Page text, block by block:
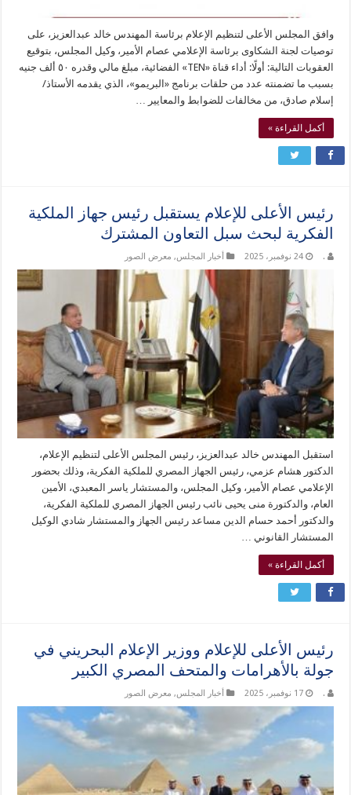
وافق المجلس الأعلى لتنظيم الإعلام برئاسة المهندس خالد عبدالعزيز، على
توصيات لجنة الشكاوى برئاسة الإعلامي عصام الأمير، وكيل المجلس، بتوقيع
العقوبات التالية: أولًا: أداء قناة «TEN» الفضائية، مبلغ مالي وقدره ٥٠ ألف جنيه
بسبب ما تضمنته عدد من حلقات برنامج «البريمو»، الذي يقدمه الأستاذ/
إسلام صادق، من مخالفات للضوابط والمعايير …
أكمل القراءة »
رئيس الأعلى للإعلام يستقبل رئيس جهاز الملكية
الفكرية لبحث سبل التعاون المشترك
. 24 نوفمبر، 2025 أخبار المجلس, معرض الصور
استقبل المهندس خالد عبدالعزيز، رئيس المجلس الأعلى لتنظيم الإعلام،
الدكتور هشام عزمي، رئيس الجهاز المصري للملكية الفكرية، وذلك بحضور
الإعلامي عصام الأمير، وكيل المجلس، والمستشار ياسر المعبدي، الأمين
العام، والدكتورة منى يحيى نائب رئيس الجهاز المصري للملكية الفكرية،
والدكتور أحمد حسام الدين مساعد رئيس الجهاز والمستشار شادي الوكيل
المستشار القانوني …
أكمل القراءة »
رئيس الأعلى للإعلام ووزير الإعلام البحريني في
جولة بالأهرامات والمتحف المصري الكبير
. 17 نوفمبر، 2025 أخبار المجلس, معرض الصور